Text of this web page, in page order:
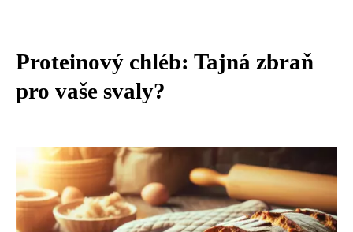
Proteinový chléb: Tajná zbraň
pro vaše svaly?